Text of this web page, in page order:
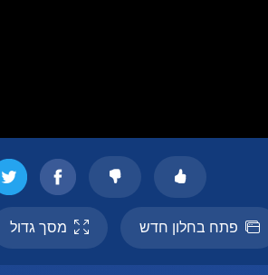
פתח בחלון חדש מסך גדול